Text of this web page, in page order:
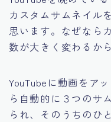
カスタムサムネイル
思います。なぜなら
数が大きく変わるか
YouTubeに動画をア
ら自動的に３つのサ
られ、そのうちのひ